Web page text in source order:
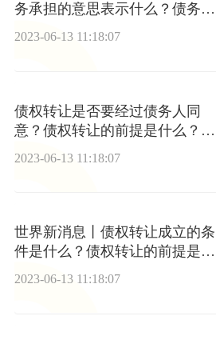
务承担的意思表示什么？债务转
让协议应该怎么写？
2023-06-13 11:18:07
债权转让是否要经过债务人同
意？债权转让的前提是什么？债
2023-06-13 11:18:07
世界新消息丨债权转让成立的条
件是什么？债权转让的前提是什
么？
2023-06-13 11:18:07